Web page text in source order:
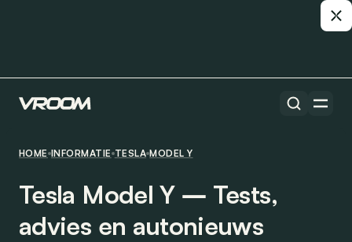
HOME INFORMATIE TESLA MODEL Y
Tesla Model Y ― Tests,
advies en autonieuws